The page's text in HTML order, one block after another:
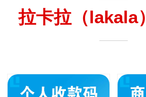
拉卡拉（lakala